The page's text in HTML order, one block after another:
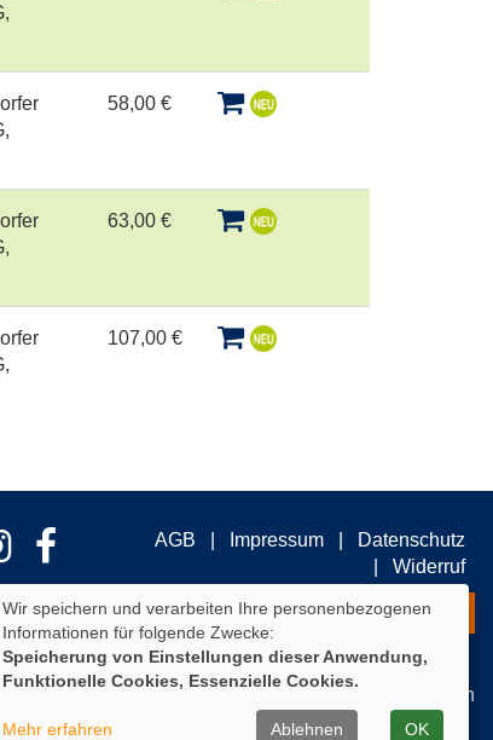
58,00 €
63,00 €
107,00 €
AGB Impressum
Datenschutz
Widerruf
Widerrufsformular
Cookie Einstellungen
Wir speichern und verarbeiten Ihre personenbezogenen
Informationen für folgende Zwecke:
Speicherung von Einstellungen dieser Anwendung,
Funktionelle Cookies, Essenzielle Cookies.
Mehr erfahren Ablehnen OK